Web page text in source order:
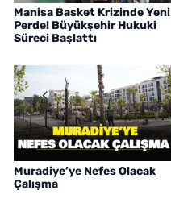
Manisa Basket Krizinde Yeni
Perde! Büyükşehir Hukuki
Süreci Başlattı
Muradiye’ye Nefes Olacak
Çalışma